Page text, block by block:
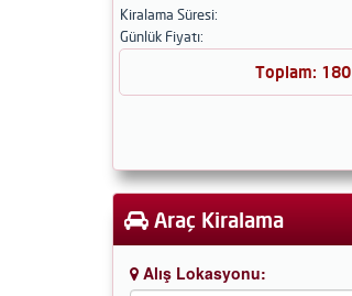
Kiralama Süresi:
Günlük Fiyatı:
Toplam: 180
Araç Kiralama
Alış Lokasyonu: